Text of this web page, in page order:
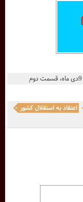
اعتقاد به استقلال کشور